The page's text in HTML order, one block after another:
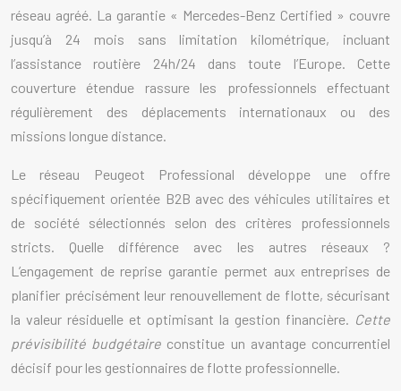
réseau agréé. La garantie « Mercedes-Benz Certified » couvre
jusqu’à 24 mois sans limitation kilométrique, incluant
l’assistance routière 24h/24 dans toute l’Europe. Cette
couverture étendue rassure les professionnels effectuant
régulièrement des déplacements internationaux ou des
missions longue distance.
Le réseau Peugeot Professional développe une offre
spécifiquement orientée B2B avec des véhicules utilitaires et
de société sélectionnés selon des critères professionnels
stricts. Quelle différence avec les autres réseaux ?
L’engagement de reprise garantie permet aux entreprises de
planifier précisément leur renouvellement de flotte, sécurisant
la valeur résiduelle et optimisant la gestion financière.
Cette
prévisibilité budgétaire constitue un avantage concurrentiel
décisif pour les gestionnaires de flotte professionnelle.